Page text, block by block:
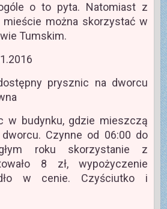
o to pyta. Natomiast z
można skorzystać w
Tumskim.
prysznic na dworcu
budynku, gdzie mieszczą
Czynne od 06:00 do
roku skorzystanie z
8 zł, wypożyczenie
w cenie. Czyściutko i